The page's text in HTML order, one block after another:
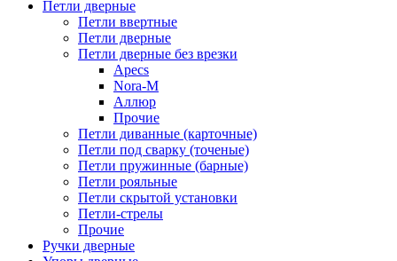
Петли дверные
Петли ввертные
Петли дверные
Петли дверные без врезки
Apecs
Nora-M
Аллюр
Прочие
Петли диванные (карточные)
Петли под сварку (точеные)
Петли пружинные (барные)
Петли рояльные
Петли скрытой установки
Петли-стрелы
Прочие
Ручки дверные